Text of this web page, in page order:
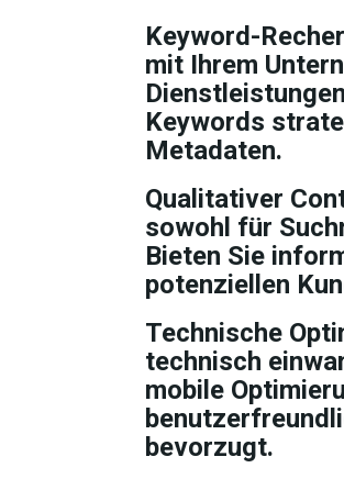
Keyword-
mit Ihrem
Keywords
Metadaten.
Qualitativer
sowohl für
Bieten Sie
potenziellen
Technische
technisch
mobile
bevorzugt.